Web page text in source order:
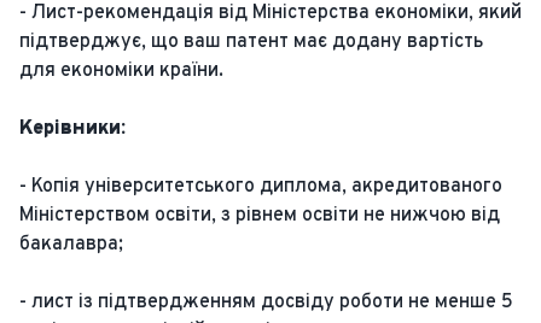
- Лист-рекомендація від Міністерства економіки, який
підтверджує, що ваш патент має додану вартість
для економіки країни.
Керівники:
- Копія університетського диплома, акредитованого
Міністерством освіти, з рівнем освіти не нижчою від
бакалавра;
- лист із підтвердженням досвіду роботи не менше 5